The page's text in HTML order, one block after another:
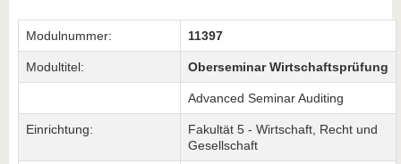
Modulnummer: 11397
Modultitel: Oberseminar Wirtschaftsprüfung
Advanced Seminar Auditing
Einrichtung:
Fakultät 5 - Wirtschaft, Recht und
Gesellschaft